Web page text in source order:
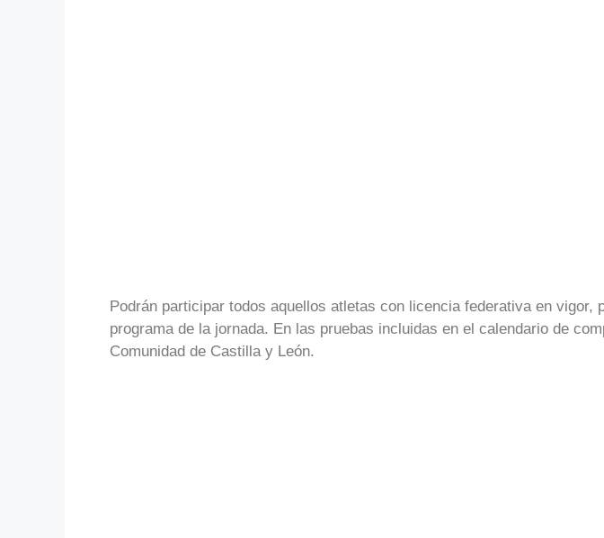
Podrán participar todos aquellos atletas con licencia federativa en
programa de la jornada. En las pruebas incluidas en el calendario de
Comunidad de Castilla y León.